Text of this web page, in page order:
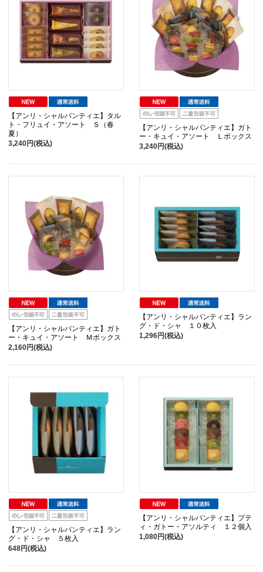
【アンリ・シャルパンティエ】タル
ト・フリュイ・アソート Ｓ（春
夏）
3,240円(税込)
【アンリ・シャルパンティエ】ガト
ー・キュイ・アソート Ｌボックス
3,240円(税込)
【アンリ・シャルパンティエ】ガト
ー・キュイ・アソート Ｍボックス
2,160円(税込)
【アンリ・シャルパンティエ】ラン
グ・ド・シャ １０枚入
1,296円(税込)
【アンリ・シャルパンティエ】ラン
グ・ド・シャ ５枚入
648円(税込)
【アンリ・シャルパンティエ】プテ
ィ・ガトー・アソルティ １２個入
1,080円(税込)